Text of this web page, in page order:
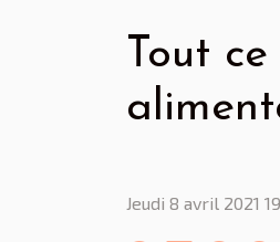
Tout
Jeudi 8 avril 2021